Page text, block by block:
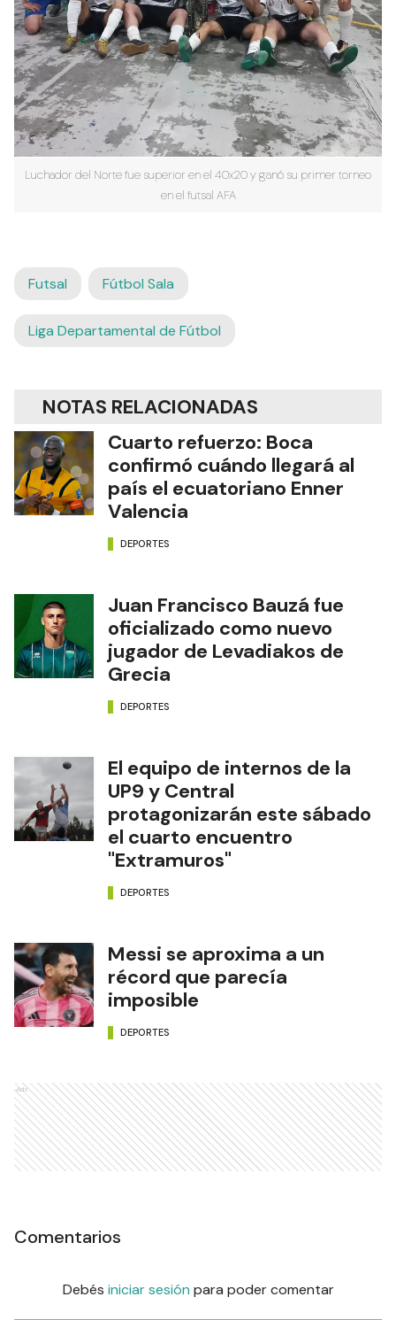
Luchador del Norte fue superior en el 40x20 y ganó su primer torneo
en el futsal AFA
Futsal Fútbol Sala
Liga Departamental de Fútbol
NOTAS RELACIONADAS
Cuarto refuerzo: Boca
confirmó cuándo llegará al
país el ecuatoriano Enner
Valencia
DEPORTES
Juan Francisco Bauzá fue
oficializado como nuevo
jugador de Levadiakos de
Grecia
DEPORTES
El equipo de internos de la
UP9 y Central
protagonizarán este sábado
el cuarto encuentro
"Extramuros"
DEPORTES
Messi se aproxima a un
récord que parecía
imposible
DEPORTES
Ads
Comentarios
Debés iniciar sesión para poder comentar